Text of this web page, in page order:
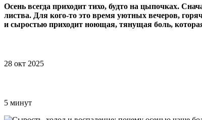
Осень всегда приходит тихо, будто на цыпочках.
листва. Для кого-то это время уютных вечеров,
и сыростью приходит ноющая, тянущая боль,
28 окт 2025
5 минут